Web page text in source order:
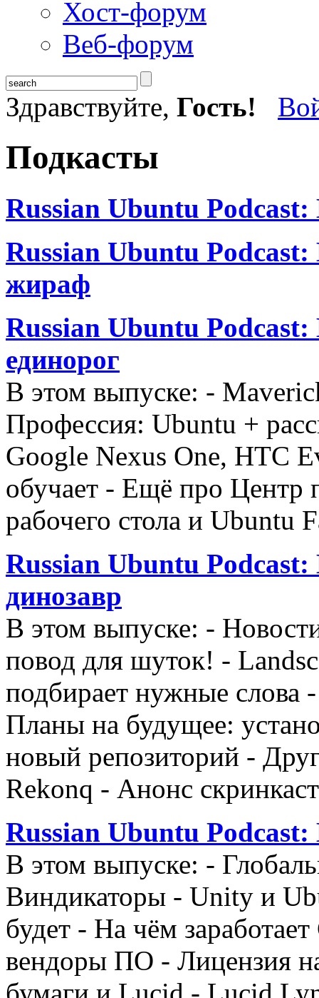
Хост-форум
Веб-форум
Здравствуйте, Гость!
Подкасты
Russian Ubuntu
Russian Ubuntu
жираф
Russian Ubuntu
единорог
В этом выпуске: -
Профессия: Ubuntu +
Google Nexus One, HTC
обучает - Ещё про
рабочего стола и Ubuntu
Russian Ubuntu
динозавр
В этом выпуске: -
повод для шуток! -
подбирает нужные слова
Планы на будущее:
новый репозиторий -
Rekonq - Анонс
Russian Ubuntu Podcast:
В этом выпуске: -
Виндикаторы - Unity и
будет - На чём
вендоры ПО - Лицензия